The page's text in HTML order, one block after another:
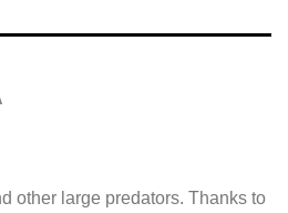
other large predators. Thanks to